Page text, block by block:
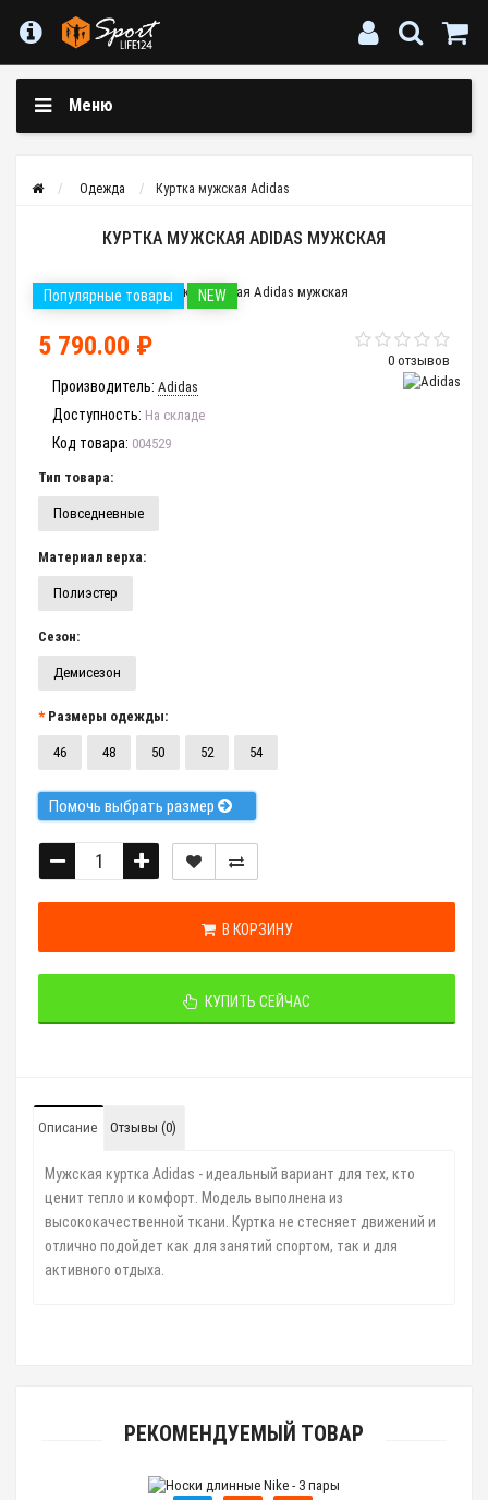
Меню
Одежда Куртка мужская Adidas
КУРТКА МУЖСКАЯ ADIDAS МУЖСКАЯ
Популярные товары NEW
0 отзывов
5 790.00 ₽
Производитель: Adidas
Доступность: На складе
Код товара: 004529
Тип товара:
Повседневные
Материал верха:
Полиэстер
Сезон:
Демисезон
Размеры одежды:
46 48 50 52 54
Помочь выбрать размер
В КОРЗИНУ
КУПИТЬ СЕЙЧАС
Описание Отзывы (0)
Мужская куртка Adidas - идеальный вариант для тех, кто
ценит тепло и комфорт. Модель выполнена из
высококачественной ткани. Куртка не стесняет движений и
отлично подойдет как для занятий спортом, так и для
активного отдыха.
РЕКОМЕНДУЕМЫЙ ТОВАР